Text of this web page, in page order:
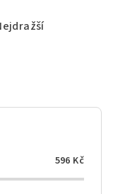
596 Kč